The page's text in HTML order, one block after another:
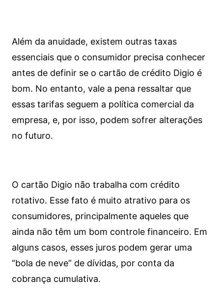
Além da anuidade, existem outras taxas
essenciais que o consumidor precisa conhecer
antes de definir se o cartão de crédito Digio é
bom. No entanto, vale a pena ressaltar que
essas tarifas seguem a política comercial da
empresa, e, por isso, podem sofrer alterações
no futuro.
O cartão Digio não trabalha com crédito
rotativo. Esse fato é muito atrativo para os
consumidores, principalmente aqueles que
ainda não têm um bom controle financeiro. Em
alguns casos, esses juros podem gerar uma
“bola de neve” de dívidas, por conta da
cobrança cumulativa.